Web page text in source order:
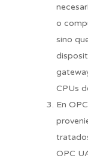
o
sino
CPUs
En
OPC